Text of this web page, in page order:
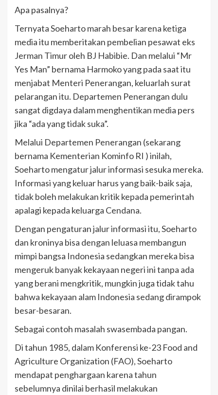
Apa pasalnya?
Ternyata Soeharto marah besar karena ketiga
media itu memberitakan pembelian pesawat eks
Jerman Timur oleh BJ Habibie. Dan melalui “Mr
Yes Man” bernama Harmoko yang pada saat itu
menjabat Menteri Penerangan, keluarlah surat
pelarangan itu. Departemen Penerangan dulu
sangat digdaya dalam menghentikan media pers
jika “ada yang tidak suka”.
Melalui Departemen Penerangan (sekarang
bernama Kementerian Kominfo RI ) inilah,
Soeharto mengatur jalur informasi sesuka mereka.
Informasi yang keluar harus yang baik-baik saja,
tidak boleh melakukan kritik kepada pemerintah
apalagi kepada keluarga Cendana.
Dengan pengaturan jalur informasi itu, Soeharto
dan kroninya bisa dengan leluasa membangun
mimpi bangsa Indonesia sedangkan mereka bisa
mengeruk banyak kekayaan negeri ini tanpa ada
yang berani mengkritik, mungkin juga tidak tahu
bahwa kekayaan alam Indonesia sedang dirampok
besar-besaran.
Sebagai contoh masalah swasembada pangan.
Di tahun 1985, dalam Konferensi ke-23 Food and
Agriculture Organization (FAO), Soeharto
mendapat penghargaan karena tahun
sebelumnya dinilai berhasil melakukan